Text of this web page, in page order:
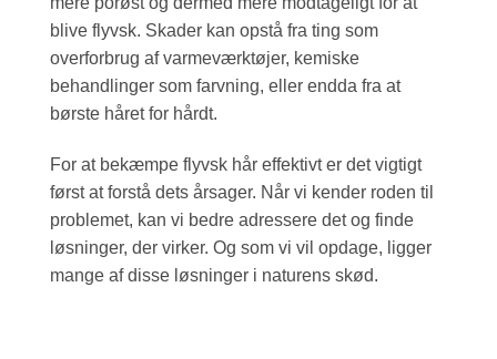
blive flyvsk. Skader kan opstå fra ting som
overforbrug af varmeværktøjer, kemiske
behandlinger som farvning, eller endda fra at
børste håret for hårdt.
For at bekæmpe flyvsk hår effektivt er det vigtigt
først at forstå dets årsager. Når vi kender roden til
problemet, kan vi bedre adressere det og finde
løsninger, der virker. Og som vi vil opdage, ligger
mange af disse løsninger i naturens skød.